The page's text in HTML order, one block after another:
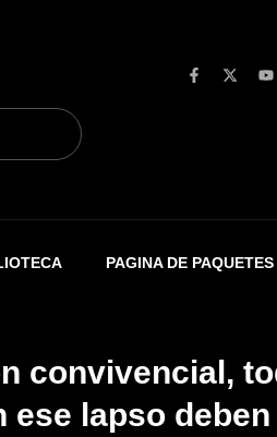
F
X
Y
PAGINA DE PAQUETES
convivencial,
ese lapso deben